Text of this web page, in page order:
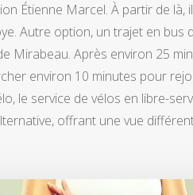
Étienne Marcel. À partir de
Autre option, un trajet en bus
Mirabeau. Après environ 25
environ 10 minutes pour
le service de vélos en libre-
offrant une vue